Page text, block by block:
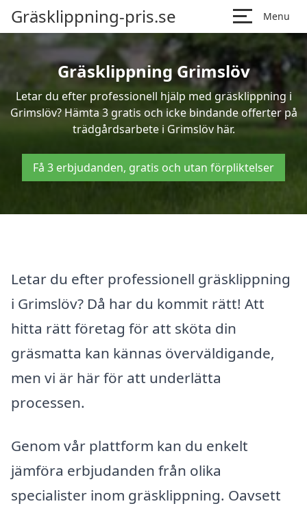
Gräsklippning-pris.se Menu
Gräsklippning Grimslöv
Letar du efter professionell hjälp med gräsklippning i
Grimslöv? Hämta 3 gratis och icke bindande offerter på
trädgårdsarbete i Grimslöv här.
Få 3 erbjudanden, gratis och utan förpliktelser
Letar du efter professionell gräsklippning
i Grimslöv? Då har du kommit rätt! Att
hitta rätt företag för att sköta din
gräsmatta kan kännas överväldigande,
men vi är här för att underlätta
processen.
Genom vår plattform kan du enkelt
jämföra erbjudanden från olika
specialister inom gräsklippning. Oavsett